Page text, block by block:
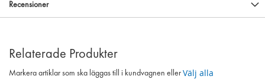
Recensioner
Relaterade Produkter
Markera artiklar som ska läggas till i kundvagnen eller Välj alla